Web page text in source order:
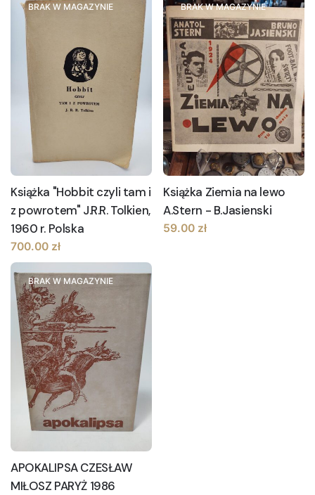
BRAK W MAGAZYNIE
Książka "Hobbit czyli tam i
z powrotem" J.R.R. Tolkien,
1960 r. Polska
700.00 zł
BRAK W MAGAZYNIE
Książka Ziemia na lewo
A.Stern - B.Jasienski
59.00 zł
BRAK W MAGAZYNIE
APOKALIPSA CZESŁAW
MIŁOSZ PARYŻ 1986